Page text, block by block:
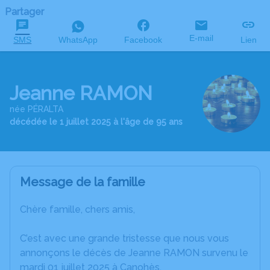
Partager
SMS WhatsApp Facebook E-mail Lien
Jeanne RAMON
née PÉRALTA
décédée le 1 juillet 2025 à l'âge de 95 ans
Message de la famille
Chère famille, chers amis,
C’est avec une grande tristesse que nous vous
annonçons le décès de Jeanne RAMON survenu le
mardi 01 juillet 2025 à Canohès.